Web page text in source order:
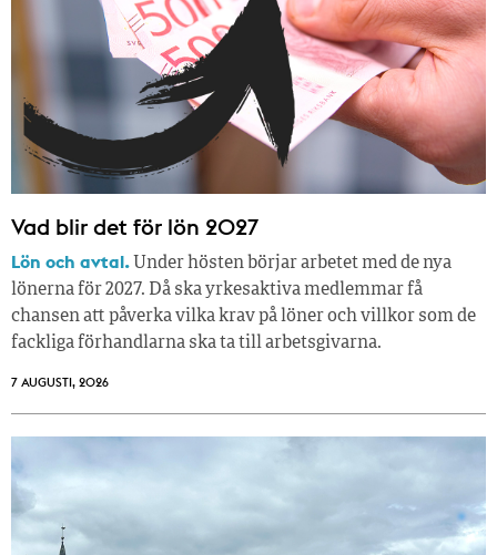
Vad blir det för lön 2027
Lön och avtal. Under hösten börjar arbetet med de nya
lönerna för 2027. Då ska yrkesaktiva medlemmar få
chansen att påverka vilka krav på löner och villkor som de
fackliga förhandlarna ska ta till arbetsgivarna.
7 AUGUSTI, 2026